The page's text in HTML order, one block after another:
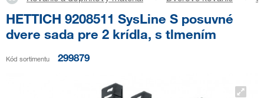
HETTICH 9208511 SysLine S posuvné
dvere sada pre 2 krídla, s tlmením
Kód sortimentu 299879